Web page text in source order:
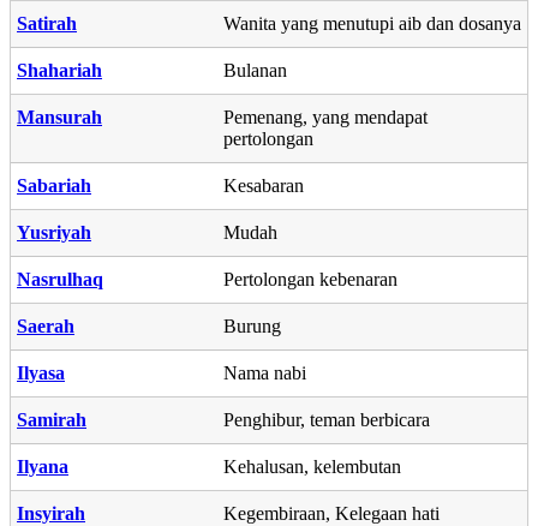
Satirah Wanita yang menutupi aib dan dosanya
Shahariah Bulanan
Mansurah
Pemenang, yang mendapat
pertolongan
Sabariah Kesabaran
Yusriyah Mudah
Nasrulhaq Pertolongan kebenaran
Saerah Burung
Ilyasa Nama nabi
Samirah Penghibur, teman berbicara
Ilyana Kehalusan, kelembutan
Insyirah Kegembiraan, Kelegaan hati